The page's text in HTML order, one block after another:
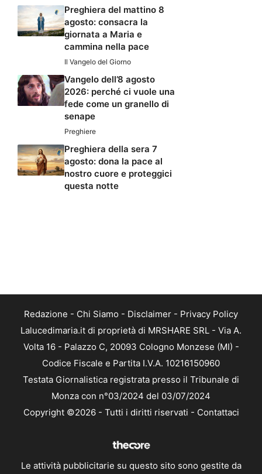
Preghiera del mattino 8
agosto: consacra la
giornata a Maria e
cammina nella pace
Il Vangelo del Giorno
Vangelo dell’8 agosto
2026: perché ci vuole una
fede come un granello di
senape
Preghiere
Preghiera della sera 7
agosto: dona la pace al
nostro cuore e proteggici
questa notte
Redazione - Chi Siamo - Disclaimer - Privacy Policy
Lalucedimaria.it di proprietà di MRSHARE SRL - Via A.
Volta 16 - Palazzo C, 20093 Cologno Monzese (MI) -
Codice Fiscale e Partita I.V.A. 10216150960
Testata Giornalistica registrata presso il Tribunale di
Monza con n°03/2024 del 03/07/2024
Copyright ©2026 - Tutti i diritti riservati - Contattaci
Le attività pubblicitarie su questo sito sono gestite da